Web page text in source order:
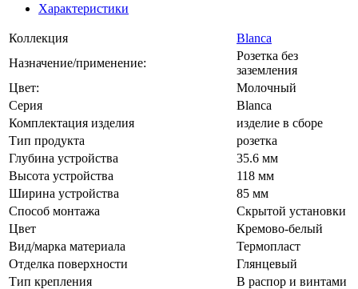
Характеристики
Коллекция
Blanca
Назначение/применение:
Розетка без
заземления
Цвет:
Молочный
Серия
Blanca
Комплектация изделия
изделие в сборе
Тип продукта
розетка
Глубина устройства
35.6 мм
Высота устройства
118 мм
Ширина устройства
85 мм
Способ монтажа
Скрытой установки
Цвет
Кремово-белый
Вид/марка материала
Термопласт
Отделка поверхности
Глянцевый
Тип крепления
В распор и винтами